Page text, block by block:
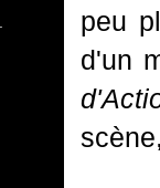
peu
d'un